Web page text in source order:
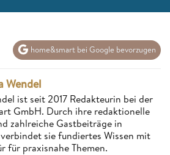
home&smart bei Google bevorzugen
Wendel
ist seit 2017 Redakteurin bei der
GmbH. Durch ihre redaktionelle
zahlreiche Gastbeiträge in
sie fundiertes Wissen mit
für praxisnahe Themen.